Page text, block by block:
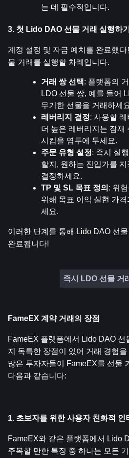
는 데 필수적입니다.
3. 첫 Lido DAO 선물 거래 실행하기
계정 설정 및 자금 예치를 완료했
물 거래를 실행할 차례입니다.
거래 쌍 선택: 플랫폼의
LDO 선물 쌍, 예를 들어
무기한 선물을 거래하세
레버리지 결정: 사용할
더 높은 레버리지는 잠재
시킴을 염두에 두세요.
주문 유형 설정: 즉시 실
할지, 원하는 진입가를 지
결정하세요.
TP 및 SL 목표 정의 : 위
위해 목표 이익 실현 가
세요.
이러한 단계를 통해 Lido DAO 선
완료됩니다!
즉시 LDO 선물 거
FameEX 계약 거래의 장점
FameEX 플랫폼에서 Lido DAO 선
지 독특한 장점이 있어 거래 경험
많은 투자자들이 FameEX를 선물
다음과 같습니다:
1. 초보자를 위한 사용자 친화적 인
FameEX와 같은 플랫폼에서 Lido
주목할 만한 특징 중 하나는 모든